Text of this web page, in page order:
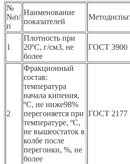
№
№п/
п
Наименование
показателей
1
Плотность при
20ºС, г/см3, не
более
ГОСТ 3900
2
Фракционный
состав:
температура
начала кипения,
ºС, не ниже98%
перегоняется при
температуре, ºС,
не вышеостаток в
колбе после
перегонки, %, не
более
ГОСТ 2177